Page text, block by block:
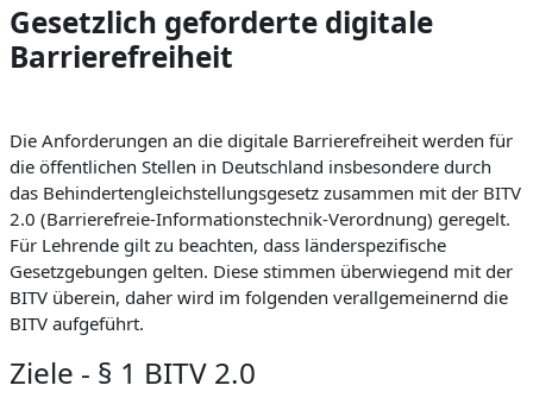
Gesetzlich geforderte digitale
Barrierefreiheit
Die Anforderungen an die digitale Barrierefreiheit werden für
die öffentlichen Stellen in Deutschland insbesondere durch
das Behindertengleichstellungsgesetz zusammen mit der BITV
2.0 (Barrierefreie-Informationstechnik-Verordnung) geregelt.
Für Lehrende gilt zu beachten, dass länderspezifische
Gesetzgebungen gelten. Diese stimmen überwiegend mit der
BITV überein, daher wird im folgenden verallgemeinernd die
BITV aufgeführt.
Ziele - § 1 BITV 2.0